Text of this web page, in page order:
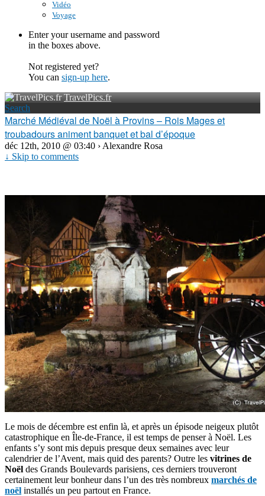
Vidéo
Voyage
Enter your username and password
in the boxes above.
Not registered yet?
You can sign-up here.
TravelPics.fr
Search
Marché Médiéval de Noël à Provins – Rois Mages et
troubadours animent banquet et bal d’époque
déc 12th, 2010 @ 03:40 › Alexandre Rosa
↓ Skip to comments
Le mois de décembre est enfin là, et après un épisode neigeux plutôt
catastrophique en Île-de-France, il est temps de penser à Noël. Les
enfants s’y sont mis depuis presque deux semaines avec leur
calendrier de l’Avent, mais quid des parents? Outre les vitrines de
Noël des Grands Boulevards parisiens, ces derniers trouveront
certainement leur bonheur dans l’un des très nombreux marchés de
noël installés un peu partout en France.